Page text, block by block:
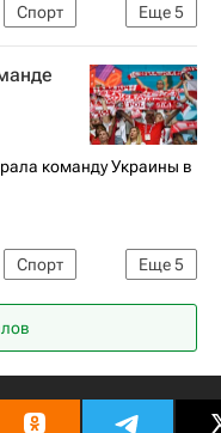
Еще5
Спорт
команду Украины в
Еще5
Спорт